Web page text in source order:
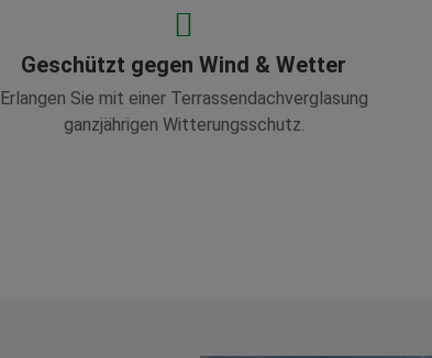
Geschützt gegen Wind & Wetter
Erlangen Sie mit einer Terrassendachverglasung
ganzjährigen Witterungsschutz.